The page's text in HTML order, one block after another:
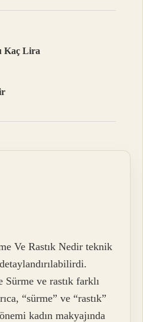
Kaç Lira
Ve Rastık Nedir teknik
Sürme ve rastık farklı
“sürme” ve “rastık”
kadın makyajında